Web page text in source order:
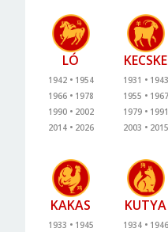
LÓ
1942
1954
1966
1978
1990
2002
2014
2026
KECSKE
1931
1943
1955
1967
1979
1991
2003
2015
KAKAS
1933
1945
KUTYA
1934
1946